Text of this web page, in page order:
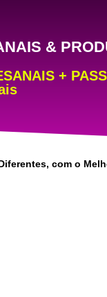
&
+
com o